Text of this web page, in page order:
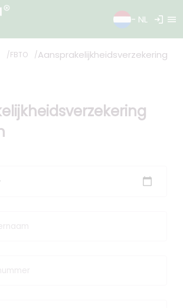
- NL login menu
FBTO Aansprakelijkheidsverzekering